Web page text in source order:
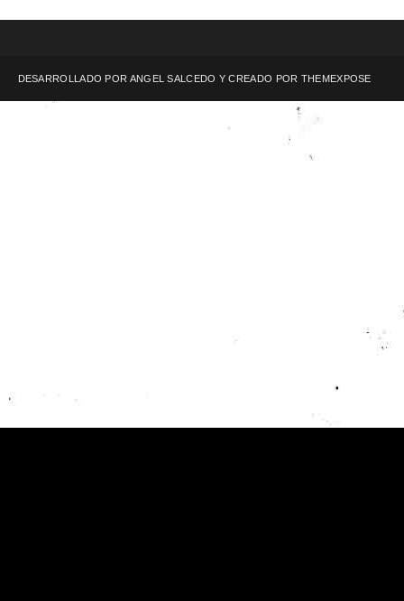
DESARROLLADO POR ANGEL SALCEDO Y CREADO POR THEMEXPOSE